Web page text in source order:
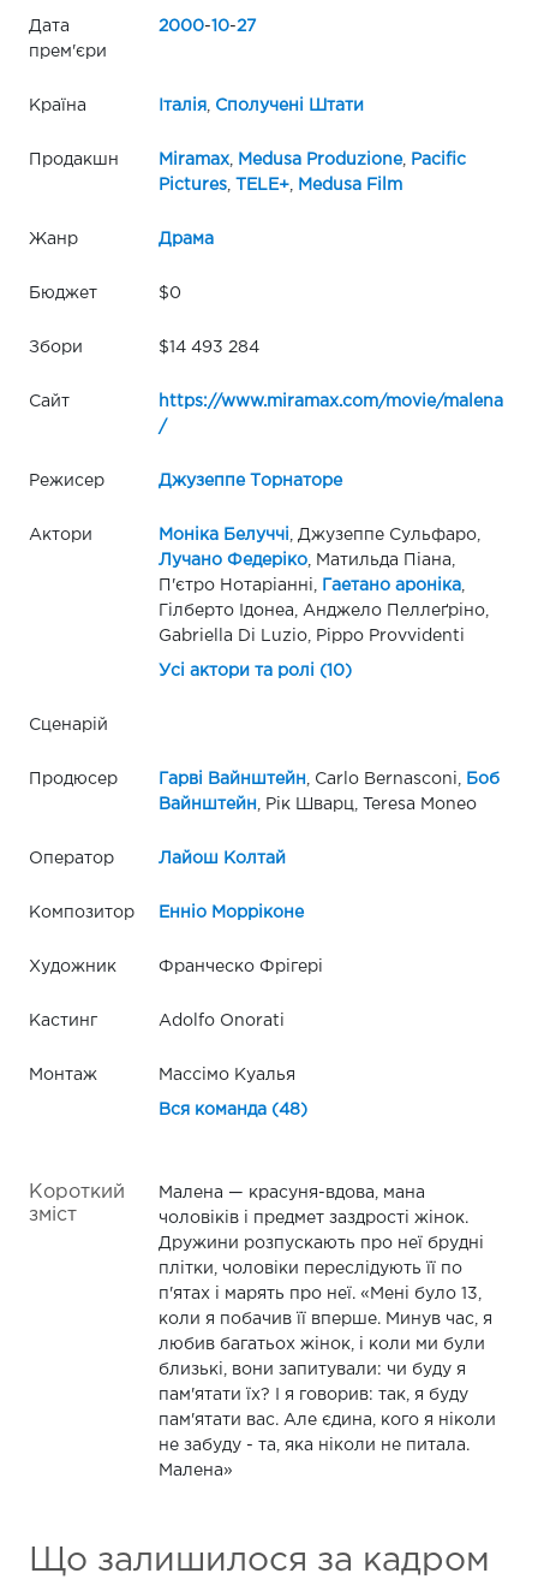
Дата
прем'єри
2000-10-27
Країна Італія, Сполучені Штати
Продакшн Miramax, Medusa Produzione,
Pacific
Pictures, TELE+, Medusa Film
Жанр Драма
Бюджет $0
Збори $14 493 284
Сайт
https://www.miramax.com/movie/malena
/
Режисер Джузеппе Торнаторе
Актори Моніка Белуччі , Джузеппе Сульфаро,
Лучано Федеріко, Матильда Піана,
П'єтро Нотаріанні,
Гаетано ароніка,
Гілберто Ідонеа, Анджело Пеллеґріно,
Gabriella Di Luzio, Pippo Provvidenti
Усі актори та ролі (10)
Сценарій
Продюсер Гарві Вайнштейн , Carlo Bernasconi,
Боб
Вайнштейн , Рік Шварц, Teresa Moneo
Оператор Лайош Колтай
Композитор Енніо Морріконе
Художник Франческо Фрігері
Кастинг Adolfo Onorati
Монтаж Массімо Куалья
Вся команда (48)
Короткий
зміст
Малена — красуня-вдова, мана
чоловіків і предмет заздрості жінок.
Дружини розпускають про неї брудні
плітки, чоловіки переслідують її по
п'ятах і марять про неї. «Мені було 13,
коли я побачив її вперше. Минув час, я
любив багатьох жінок, і коли ми були
близькі, вони запитували: чи буду я
пам'ятати їх? І я говорив: так, я буду
пам'ятати вас. Але єдина, кого я ніколи
не забуду - та, яка ніколи не питала.
Малена»
Що залишилося за кадром